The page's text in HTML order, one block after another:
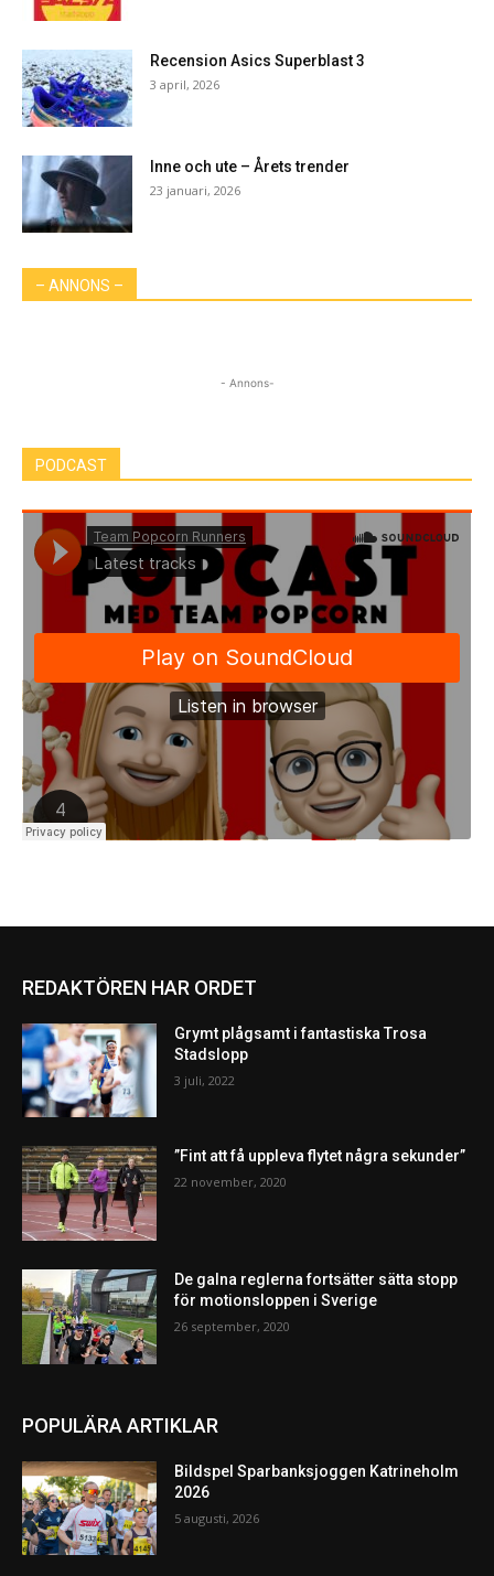
Recension Asics Superblast 3
3 april, 2026
Inne och ute – Årets trender
23 januari, 2026
– ANNONS –
- Annons-
PODCAST
REDAKTÖREN HAR ORDET
Grymt plågsamt i fantastiska Trosa
Stadslopp
3 juli, 2022
”Fint att få uppleva flytet några sekunder”
22 november, 2020
De galna reglerna fortsätter sätta stopp
för motionsloppen i Sverige
26 september, 2020
POPULÄRA ARTIKLAR
Bildspel Sparbanksjoggen Katrineholm
2026
5 augusti, 2026